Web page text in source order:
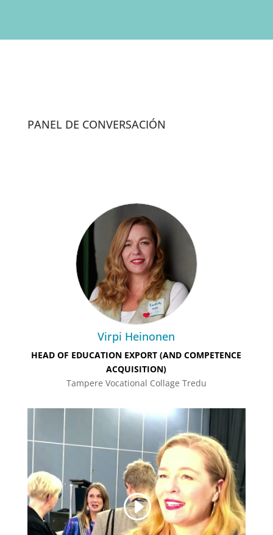
PANEL DE CONVERSACIÓN
Virpi Heinonen
HEAD OF EDUCATION EXPORT (AND COMPETENCE
ACQUISITION)
Tampere Vocational Collage Tredu